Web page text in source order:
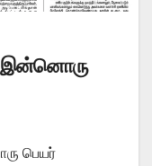
இன்னொரு
பெயர்